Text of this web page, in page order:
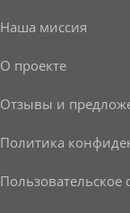
Наша миссия
О проекте
Отзывы и
Политика
Пользовательское